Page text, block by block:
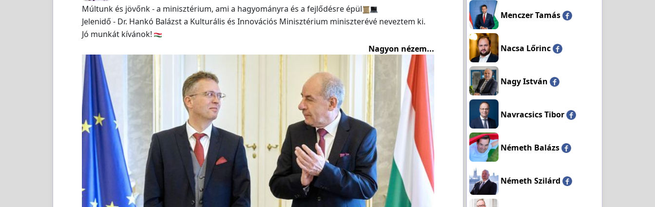
Múltunk és jövőnk - a minisztérium, ami a hagyományra és a fejlődésre épül
Jelenidő - Dr. Hankó Balázst a Kulturális és Innovációs Minisztérium miniszterévé neveztem ki.
Jó munkát kívánok!
Nagyon nézem...
Menczer Tamás
Nacsa Lőrinc
Nagy István
Navracsics Tibor
Németh Balázs
Németh Szilárd